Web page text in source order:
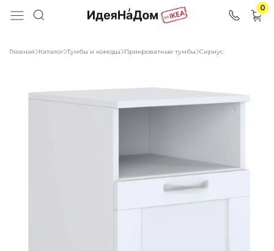
0
Главная Каталог Тумбы и комоды Прикроватные тумбы Сириус